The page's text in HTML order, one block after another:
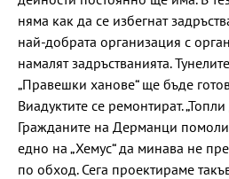
няма как да се избегнат
най-добрата организация с
намалят задръстванията.
„Правешки ханове“ ще бъде
Виадуктите се ремонтират.
Гражданите на Дерманци
едно на „Хемус“ да минава не
по обход. Сега проектираме